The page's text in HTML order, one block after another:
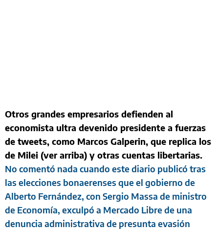
Otros grandes empresarios defienden al
economista ultra devenido presidente a fuerzas
de tweets, como Marcos Galperin, que replica los
de Milei (ver arriba) y otras cuentas libertarias.
No comentó nada cuando este diario publicó tras
las elecciones bonaerenses que el gobierno de
Alberto Fernández, con Sergio Massa de ministro
de Economía, exculpó a Mercado Libre de una
denuncia administrativa de presunta evasión